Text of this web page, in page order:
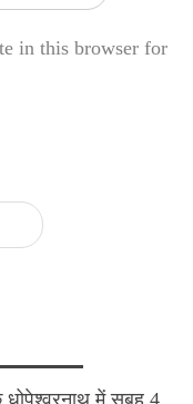
in this browser for